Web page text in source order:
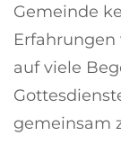
Gemeinde
Erfahrungen
auf viele
gemeinsam